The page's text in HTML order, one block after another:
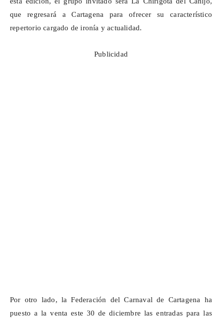
que regresará a Cartagena para ofrecer su característico
repertorio cargado de ironía y actualidad.
Publicidad
Por otro lado, la Federación del Carnaval de Cartagena ha
puesto a la venta este 30 de diciembre las entradas para las